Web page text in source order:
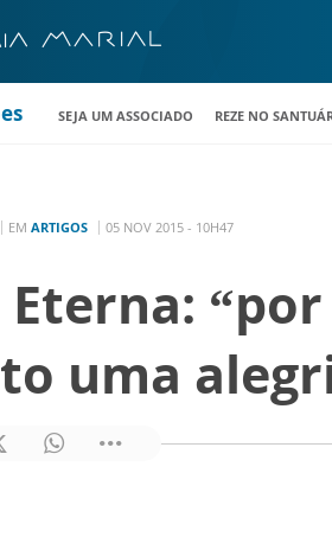
SEJA UM ASSOCIADO REZE NO
EM ARTIGOS 05 NOV 2015 - 10H47
uma